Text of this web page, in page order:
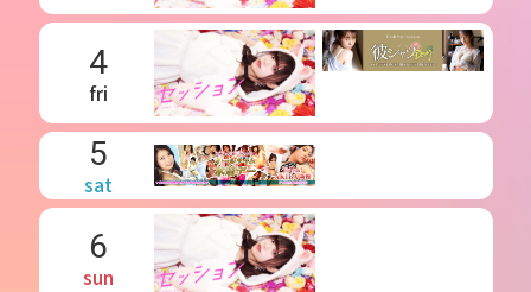
4
fri
5
sat
6
sun